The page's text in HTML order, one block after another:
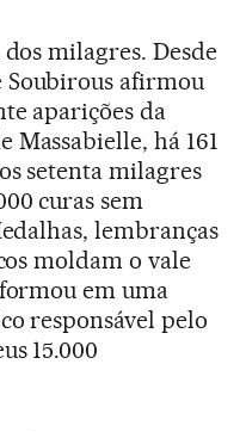
milagres. Desde
Soubirous afirmou
aparições da
há 161
setenta milagres
curas sem
lembranças
moldam o vale
em uma
responsável pelo
15.000